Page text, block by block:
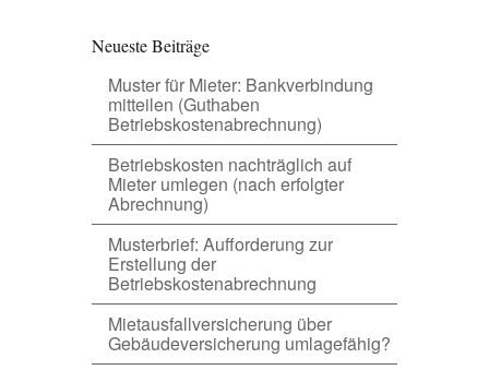
Neueste Beiträge
Muster für Mieter: Bankverbindung
mitteilen (Guthaben
Betriebskostenabrechnung)
Betriebskosten nachträglich auf
Mieter umlegen (nach erfolgter
Abrechnung)
Musterbrief: Aufforderung zur
Erstellung der
Betriebskostenabrechnung
Mietausfallversicherung über
Gebäudeversicherung umlagefähig?